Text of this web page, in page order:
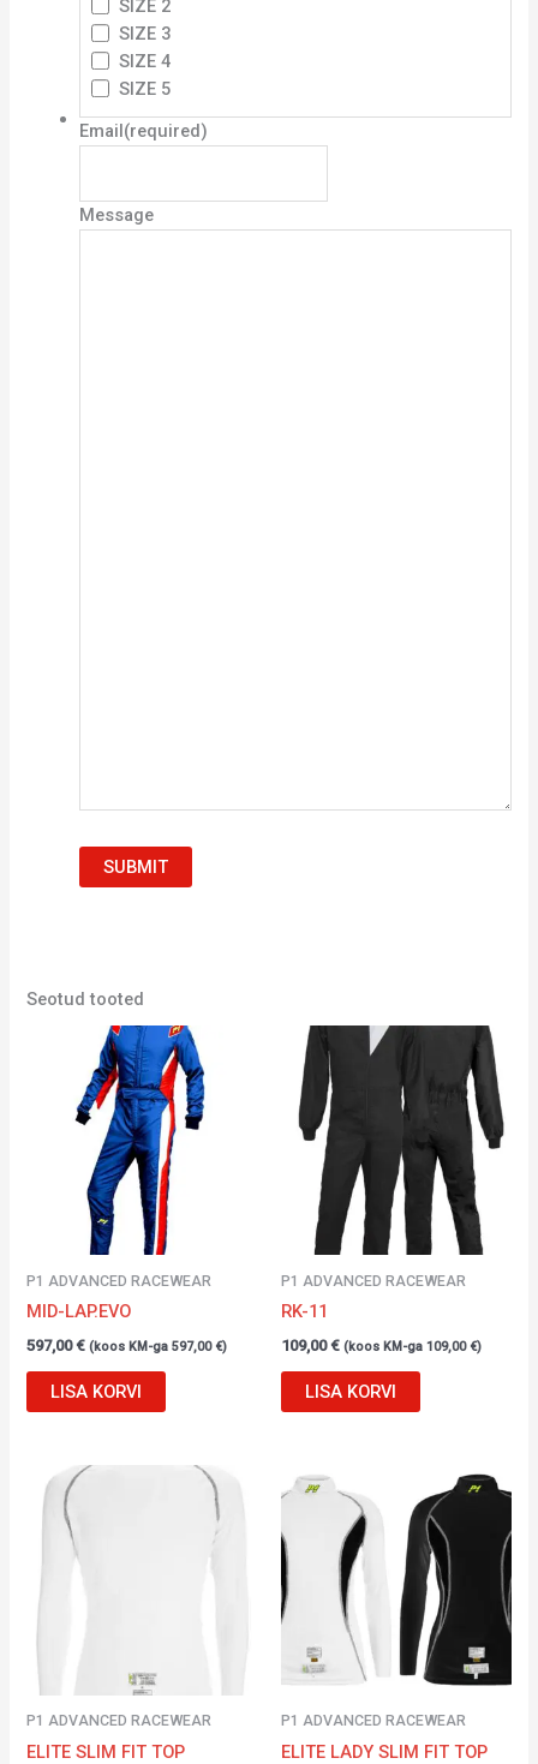
SIZE 2
SIZE 3
SIZE 4
SIZE 5
Email(required)
Message
SUBMIT
Seotud tooted
P1 ADVANCED RACEWEAR
MID-LAP.EVO
597,00€ (koos KM-ga597,00 €)
LISA KORVI
P1 ADVANCED RACEWEAR
RK-11
109,00€ (koos KM-ga 109,00 €)
LISA KORVI
P1 ADVANCED RACEWEAR
ELITE SLIM FIT TOP
P1 ADVANCED RACEWEAR
ELITE LADY SLIM FIT TOP